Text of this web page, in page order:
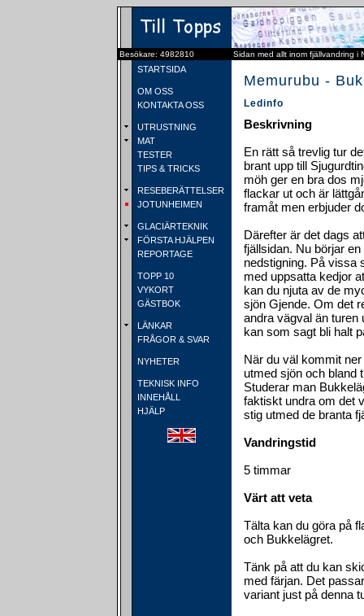
Besökare: 4982810 Sidan med allt inom fjällvandring i
STARTSIDA
OM OSS
KONTAKTA OSS
UTRUSTNING
MAT
TESTER
TIPS & TRICKS
RESEBERÄTTELSER
JOTUNHEIMEN
GLACIÄRTEKNIK
FÖRSTA HJÄLPEN
REPORTAGE
TOPP 10
VYKORT
GÄSTBOK
LÄNKAR
FRÅGOR & SVAR
NYHETER
TEKNISK INFO
INNEHÅLL
HJÄLP
Memurubu -
Ledinfo
Beskrivning
En rätt så trevlig tur
brant upp till
möh ger en bra dos
flackar ut och är
framåt men erbjuder
Därefter är det dags
fjällsidan. Nu börjar
nedstigning. På vissa
med uppsatta kedjor
kan du njuta av de
sjön Gjende. Om det
andra vägval än turen
kan som sagt bli halt
När du väl kommit
utmed sjön och bland
Studerar man
faktiskt undra om det
stig utmed de branta
Vandringstid
5 timmar
Värt att veta
Tälta kan du göra på
och Bukkelägret.
Tänk på att du kan
med färjan. Det
variant just på denna